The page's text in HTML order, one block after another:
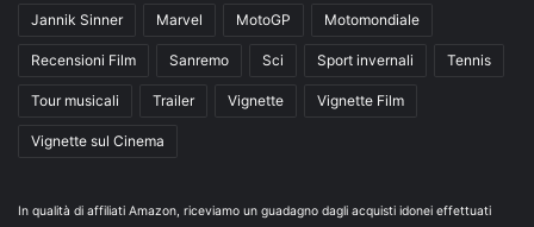
Jannik Sinner Marvel MotoGP Motomondiale
Recensioni Film Sanremo Sci Sport invernali Tennis
Tour musicali Trailer Vignette Vignette Film
Vignette sul Cinema
In qualità di affiliati Amazon, riceviamo un guadagno dagli acquisti idonei effettuati